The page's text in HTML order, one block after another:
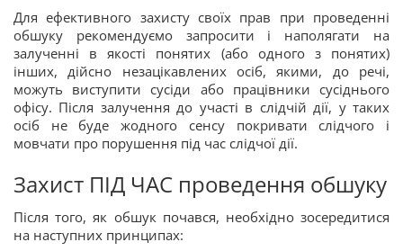
Для ефективного захисту своїх прав при проведенні
обшуку рекомендуємо запросити і наполягати на
залученні в якості понятих (або одного з понятих)
інших, дійсно незацікавлених осіб, якими, до речі,
можуть виступити сусіди або працівники сусіднього
офісу. Після залучення до участі в слідчій дії, у таких
осіб не буде жодного сенсу покривати слідчого і
мовчати про порушення під час слідчої дії.
Захист ПІД ЧАС проведення обшуку
Після того, як обшук почався, необхідно зосередитися
на наступних принципах: